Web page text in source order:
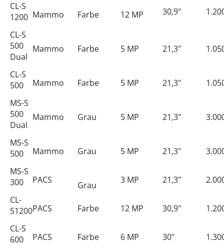
CL-S
1200 Mammo Farbe 12 MP 30,9"
CL-S
500
Dual
Mammo Farbe 5 MP 21,3"
CL-S
500
Mammo Farbe 5 MP 21,3"
MS-S
500
Dual
Mammo Grau 5 MP 21,3"
MS-S
500
Mammo Grau 5 MP 21,3"
MS-S
300
PACS Grau 3 MP 21,3"
CL-
S1200PACS Farbe 12 MP 30,9"
CL-S
600
PACS Farbe 6 MP 30"